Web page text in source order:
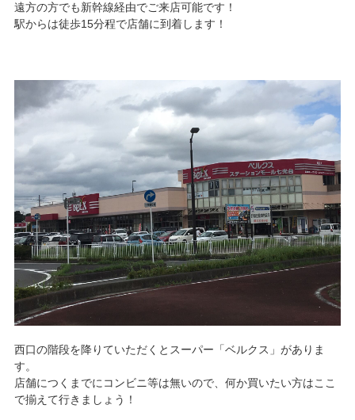
遠方の方でも新幹線経由でご来店可能です！
駅からは徒歩15分程で店舗に到着します！
西口の階段を降りていただくとスーパー「ベルクス」がありま
す。
店舗につくまでにコンビニ等は無いので、何か買いたい方はここ
で揃えて行きましょう！